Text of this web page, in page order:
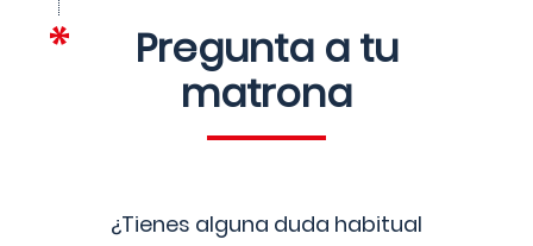
Pregunta a tu
matrona
¿Tienes alguna duda habitual